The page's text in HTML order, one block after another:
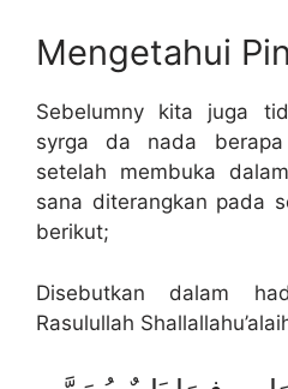
Mengetahui
Sebelumny kita juga
syrga da nada berapa
setelah membuka
sana diterangkan pada
berikut;
Disebutkan dalam
Rasulullah